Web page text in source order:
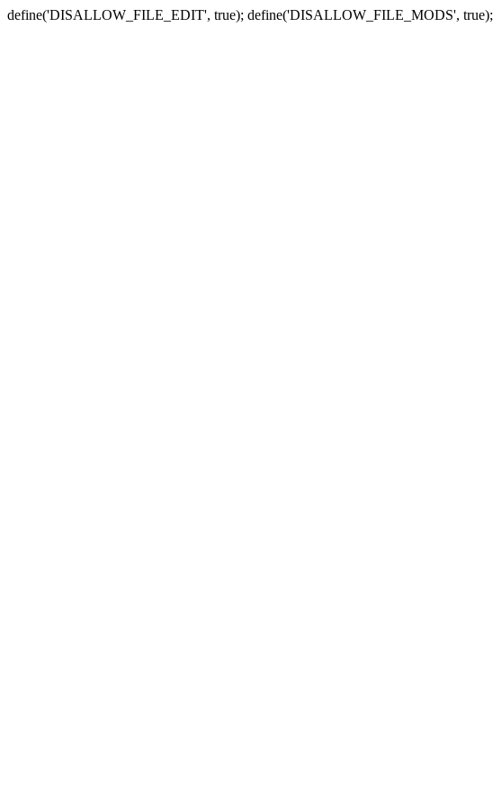
define('DISALLOW_FILE_EDIT', true); define('DISALLOW_FILE_MODS', true);